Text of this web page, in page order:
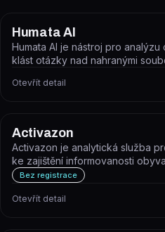
Humata AI
Humata AI je nástroj pro
klást otázky nad nahranými
Otevřít detail
Activazon
Activazon je analytická služba
ke zajištění informovanosti
Bez registrace
Otevřít detail